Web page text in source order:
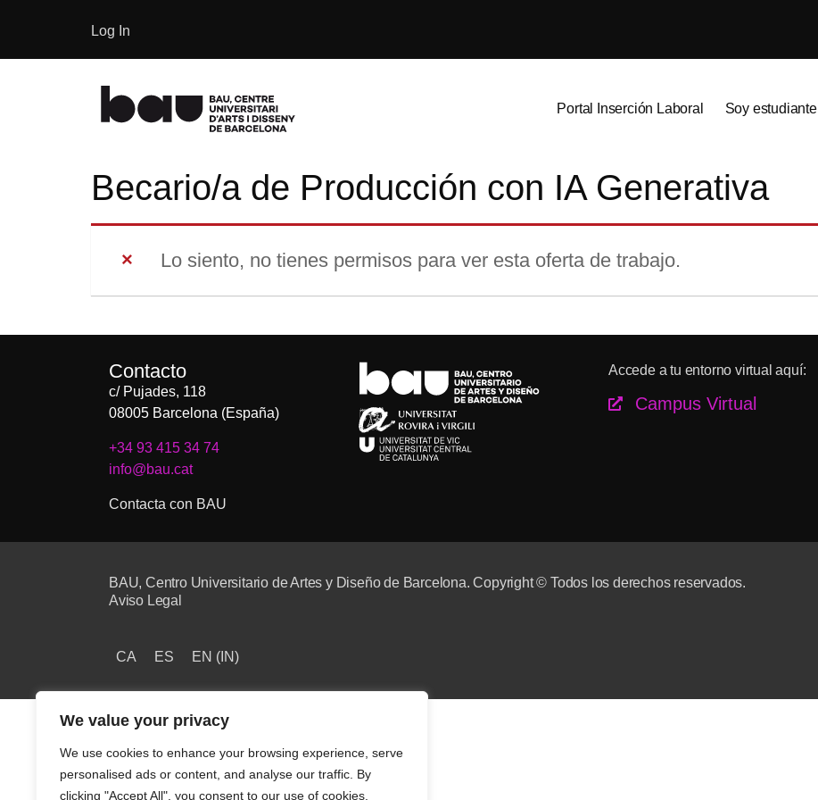
We value your privacy
We use cookies to enhance your browsing experience, serve
personalised ads or content, and analyse our traffic. By
clicking "Accept All", you consent to our use of cookies.
Log In
Portal Inserción Laboral Soy estudiante
Becario/a de Producción con IA Generativa
Lo siento, no tienes permisos para ver esta oferta de trabajo.
Contacto
c/ Pujades, 118
08005 Barcelona (España)
+34 93 415 34 74
info@bau.cat
Contacta con BAU
Accede a tu entorno virtual aquí:
Campus Virtual
BAU, Centro Universitario de Artes y Diseño de Barcelona. Copyright © Todos los derechos reservados.
Aviso Legal
CA ES EN (IN)